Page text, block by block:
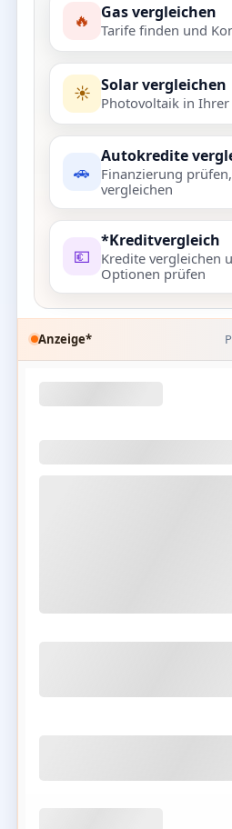
🔥 Gas vergleichen
Tarife finden und
☀️ Solar vergleichen
Photovoltaik in Ihrer
🚗
Autokredite
Finanzierung
vergleichen
💶
*Kreditvergleich
Kredite vergleichen
Optionen prüfen
Anzeige*